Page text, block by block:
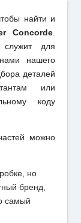
найти и
Concorde.
служит для
нашего
деталей
или
коду
можно
но
бренд,
самый